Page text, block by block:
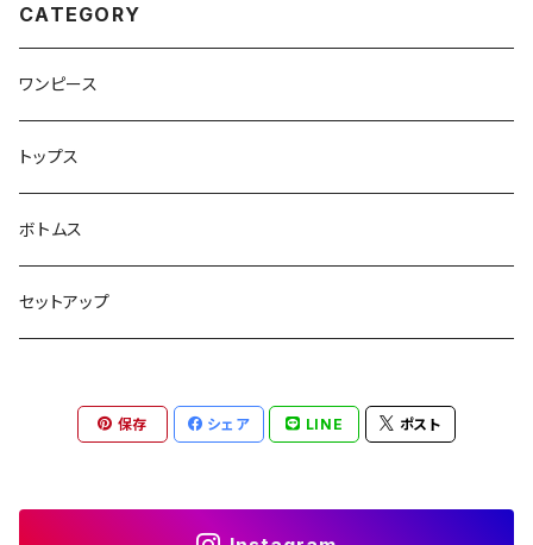
CATEGORY
ワンピース
トップス
ボトムス
セットアップ
保存 シェア LINE ポスト